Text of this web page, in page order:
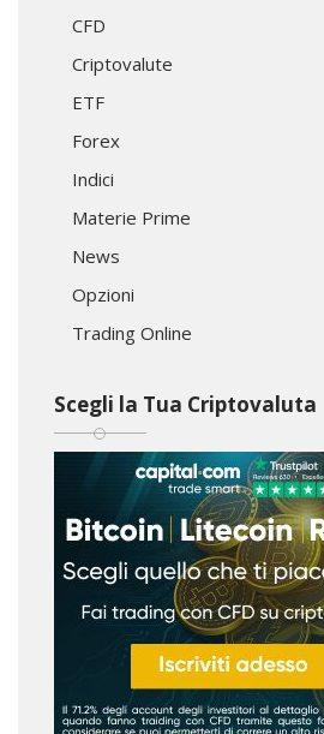
CFD
Criptovalute
ETF
Forex
Indici
Materie Prime
News
Opzioni
Trading Online
Scegli la Tua Criptovaluta